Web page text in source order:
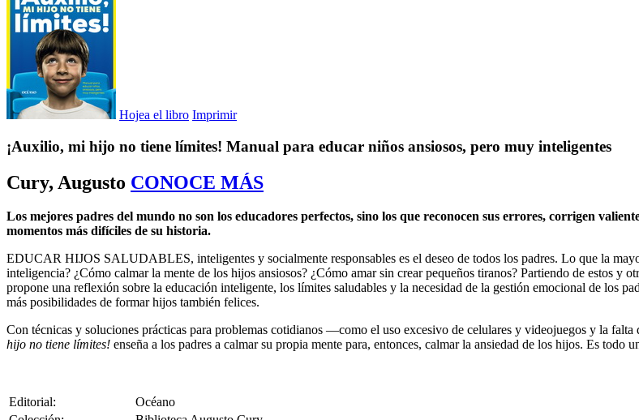
Hojea el libro Imprimir
¡Auxilio, mi hijo no tiene límites! Manual para educar niños ansiosos, pero muy inteligentes
Cury, Augusto CONOCE MÁS
Los mejores padres del mundo no son los educadores perfectos, sino los que reconocen sus errores, corrigen
momentos más difíciles de su historia.
EDUCAR HIJOS SALUDABLES, inteligentes y socialmente responsables es el deseo de todos los padres. Lo que la
inteligencia? ¿Cómo calmar la mente de los hijos ansiosos? ¿Cómo amar sin crear pequeños tiranos? Partiendo de estos
propone una reflexión sobre la educación inteligente, los límites saludables y la necesidad de la gestión emocional de los
más posibilidades de formar hijos también felices.
Con técnicas y soluciones prácticas para problemas cotidianos —como el uso excesivo de celulares y videojuegos y la
hijo no tiene límites! enseña a los padres a calmar su propia mente para, entonces, calmar la ansiedad de los hijos. Es todo
Editorial:
Océano